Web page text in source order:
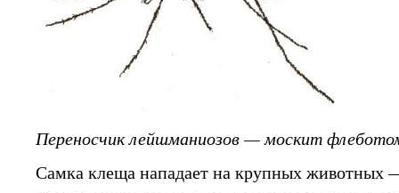
Переносчик лейшманиозов — москит
Самка клеща нападает на крупных